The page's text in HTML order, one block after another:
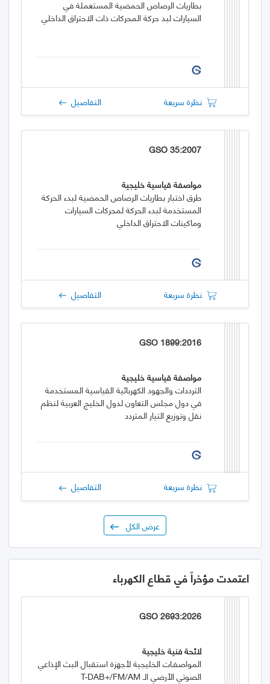
بطاريات الرصاص الحمضية المستعملة في
السيارات لبد حركة المحركات ذات الاحتراق الداخلي
نظرة سريعة التفاصيل
GSO 35:2007
مواصفة قياسية خليجية
طرق اختبار بطاريات الرصاص الحمضية لبدء الحركة
المستخدمة لبدء الحركة لمحركات السيارات
وماكينات الاحتراق الداخلي
نظرة سريعة التفاصيل
GSO 1899:2016
مواصفة قياسية خليجية
الترددات والجهود الكهربائية القياسية المستخدمة
في دول مجلس التعاون لدول الخليج العربية لنظم
نقل وتوزيع التيار المتردد
نظرة سريعة التفاصيل
عرض الكل
اعتمدت مؤخراً في قطاع الكهرباء
GSO 2693:2026
لائحة فنية خليجية
المواصفـات الخليجية لأجهزة استقبال البث الإذاعي
الصوتي الأرضي الـ T-DAB+/FM/AM